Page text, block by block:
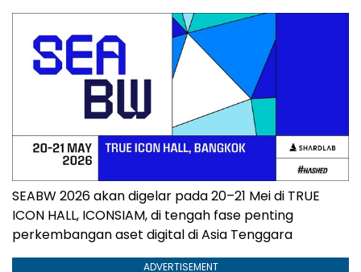
SEABW 2026 akan digelar pada 20–21 Mei di TRUE
ICON HALL, ICONSIAM, di tengah fase penting
perkembangan aset digital di Asia Tenggara
ADVERTISEMENT